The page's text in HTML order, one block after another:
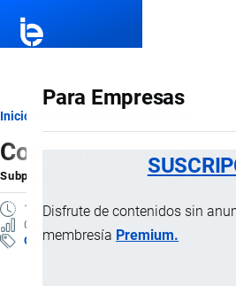
Para Empresas
Disfrute de contenidos sin
membresía Premium.
Ruta
de
navegación
Inicio
Corazón de cordero
Subpartida Arancelaria por
1 MINUTO
0 VISTAS
Clasificación Arancelaria